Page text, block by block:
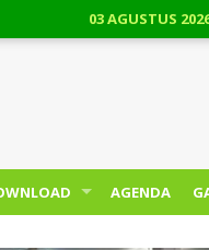
03 AGUSTUS 2026/
AGENDA